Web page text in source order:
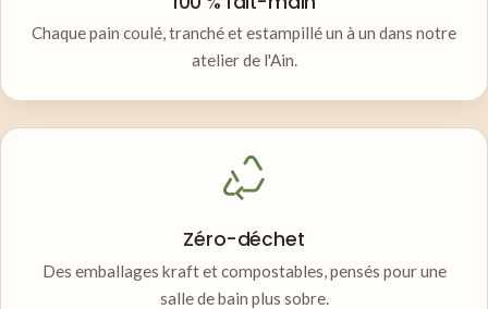
Chaque pain coulé, tranché et estampillé un à un dans notre
atelier de l'Ain.
Zéro-déchet
Des emballages kraft et compostables, pensés pour une
salle de bain plus sobre.